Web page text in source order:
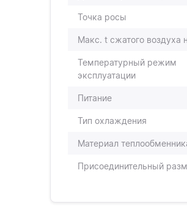
Точка росы
Макс. t сжатого воздуха
Температурный режим
эксплуатации
Питание
Тип охлаждения
Материал
Присоединительный